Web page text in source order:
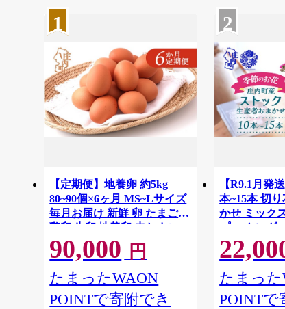
1
【定期便】地養卵 約5kg
80~90個×6ヶ月 MS~Lサイズ
毎月お届け 新鮮 卵 たまご
鶏卵 生卵 地養卵 赤たまご
スズキのたまご【9月中旬発
送】
90,000 円
たまったWAON
POINTで寄附でき
2
【R9.1月発
本~15本 切
かせ ミック
プ スタンダ
セイトウ 生
内町フラワ
たまった
POINTで